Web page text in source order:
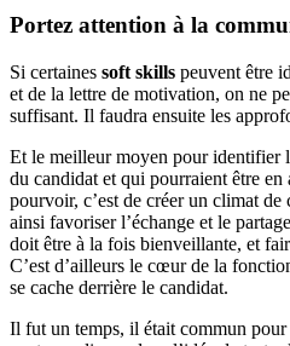
Portez attention à la
Si certaines soft skills peuvent être
et de la lettre de motivation, on ne
suffisant. Il faudra ensuite les
Et le meilleur moyen pour identifier
du candidat et qui pourraient être en
pourvoir, c’est de créer un climat
ainsi favoriser l’échange et le
doit être à la fois bienveillante, et
C’est d’ailleurs le cœur de la
se cache derrière le candidat.
Il fut un temps, il était commun pour